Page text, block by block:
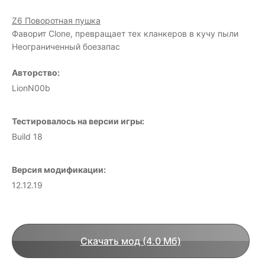
Z6 Поворотная пушка
Фаворит Clone, превращает тех кланкеров в кучу пыли
Неограниченный боезапас
Авторство:
LionN00b
Тестировалось на версии игры:
Build 18
Версия модификации:
12.12.19
Скачать мод (4.0 Мб)